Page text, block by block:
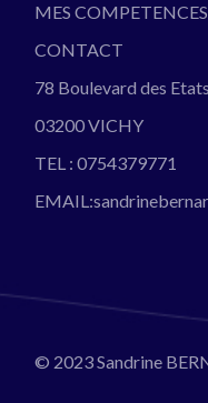
MES COMPETENCES
CONTACT
78 Boulevard des
03200 VICHY
TEL : 0754379771
© 2023Sandrine